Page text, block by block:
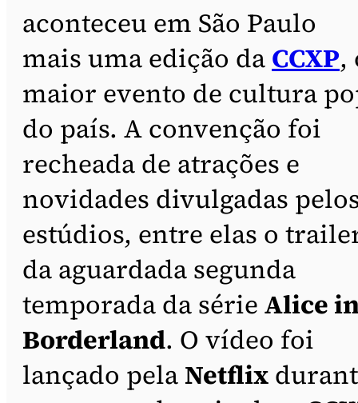
aconteceu em São Paulo
mais uma edição da CCXP,
maior evento de cultura
do país. A convenção foi
recheada de atrações e
novidades divulgadas
estúdios, entre elas o
da aguardada segunda
temporada da série Alice
Borderland. O vídeo foi
lançado pela Netflix